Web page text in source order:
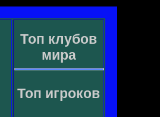
Топ клубов
мира
Топ игроков